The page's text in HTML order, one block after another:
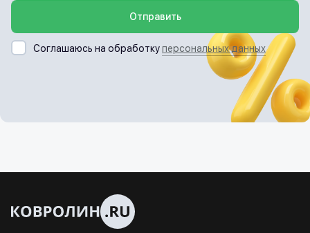
Отправить
Соглашаюсь на обработкуперсональных данных